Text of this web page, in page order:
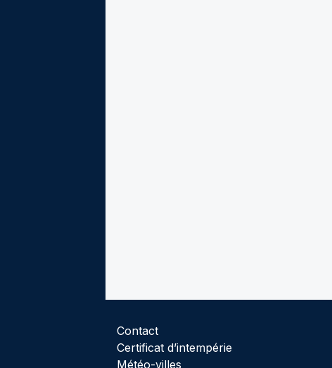
Contact
Certificat d’intempérie
Météo-villes